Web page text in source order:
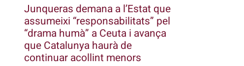
Junqueras demana a l’Estat que
assumeixi “responsabilitats” pel
“drama humà” a Ceuta i avança
que Catalunya haurà de
continuar acollint menors